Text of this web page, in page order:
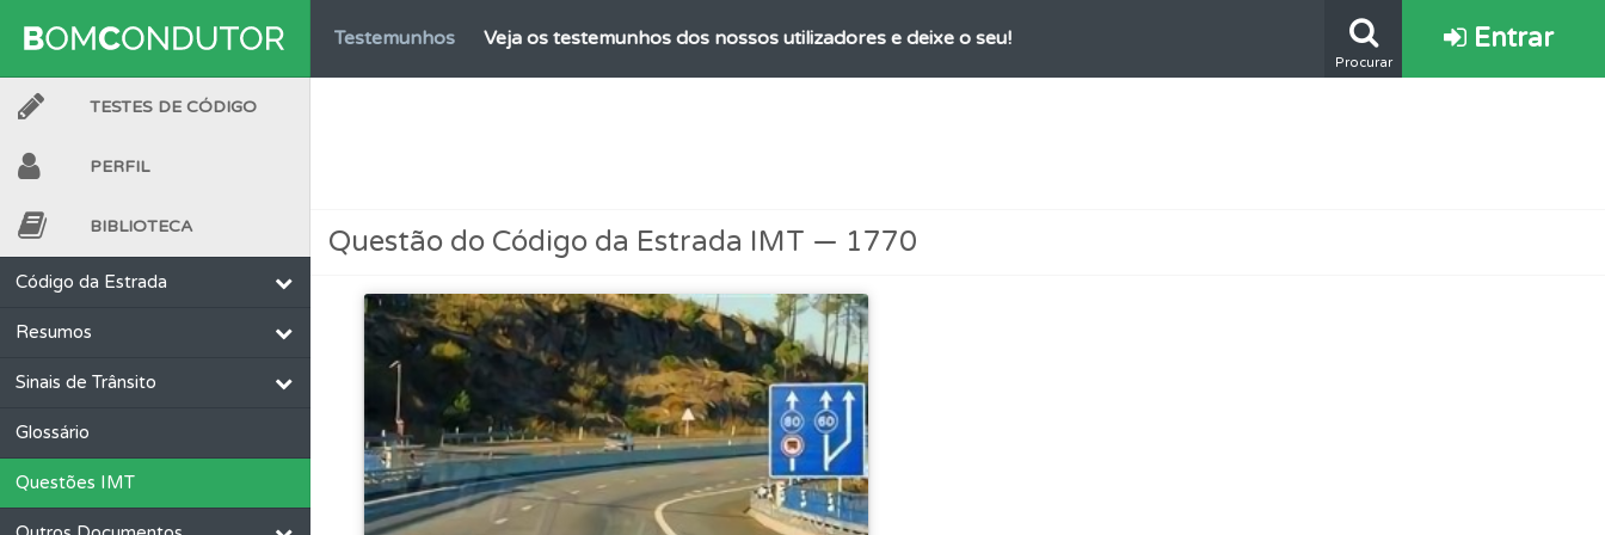
Testemunhos Veja os testemunhos dos nossos utilizadores e deixe o seu!
Questões Consulte aqui todas as questões que usamos na plataforma.
Biblioteca Consulte o código da estrada na nossa biblioteca.
Biblioteca Consulte a biblioteca para tirar dúvidas e ver resumos do código.
Procurar
Entrar
TESTES DE CÓDIGO
PERFIL
BIBLIOTECA
Código da Estrada
Resumos
Sinais de Trânsito
Glossário
Questões IMT
Questão do Código da Estrada IMT — 1770